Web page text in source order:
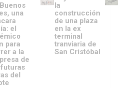
una
el
para
a la
de
futuras
del
la
construcción
de una plaza
en la ex
terminal
tranviaria de
San Cristóbal